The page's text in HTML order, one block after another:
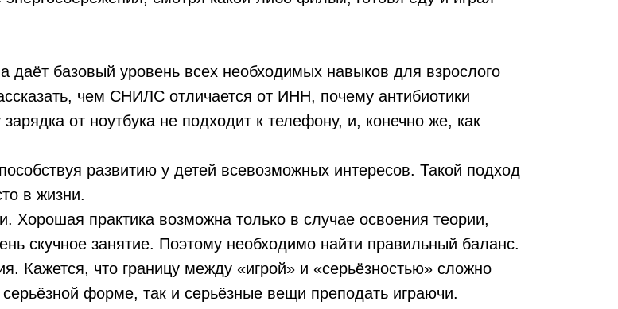
даёт базовый уровень всех необходимых навыков для взрослого
чем СНИЛС отличается от ИНН, почему антибиотики
от ноутбука не подходит к телефону, и, конечно же, как
развитию у детей всевозможных интересов. Такой подход
в жизни.
Хорошая практика возможна только в случае освоения теории,
скучное занятие. Поэтому необходимо найти правильный баланс.
Кажется, что границу между «игрой» и «серьёзностью» сложно
форме, так и серьёзные вещи преподать играючи.